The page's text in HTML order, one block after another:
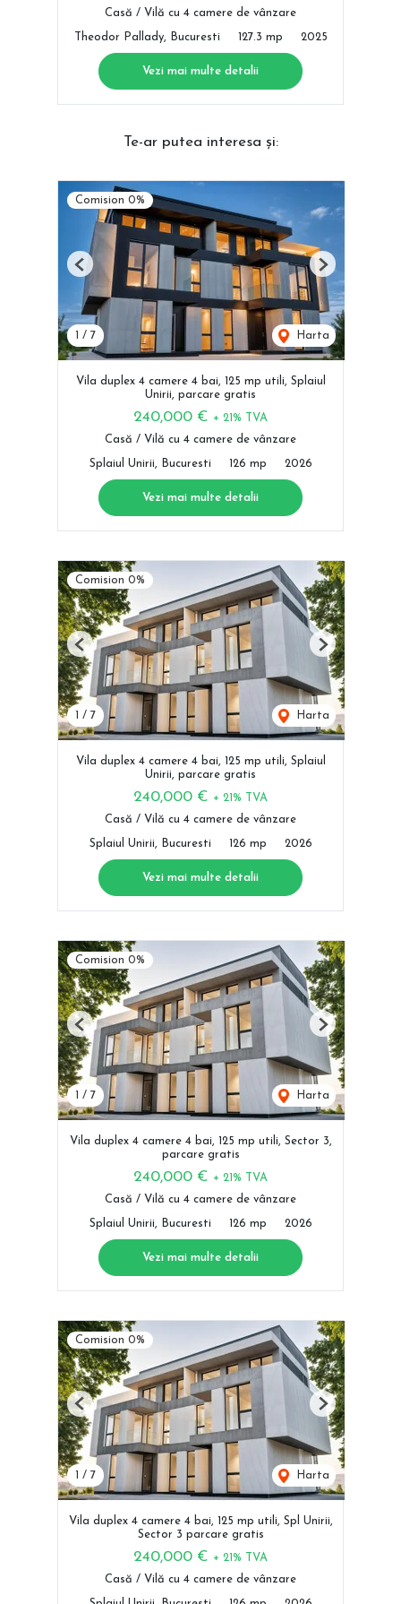
Casă / Vilă cu 4 camere de vânzare
Theodor Pallady, Bucuresti 127.3 mp 2025
Vezi mai multe detalii
Te-ar putea interesa și:
Comision 0%
/ 7 Harta
Previous Next
Vila duplex 4 camere 4 bai, 125 mp utili, Splaiul
Unirii, parcare gratis
240,000 € + 21% TVA
Casă / Vilă cu 4 camere de vânzare
Splaiul Unirii, Bucuresti 126 mp 2026
Vezi mai multe detalii
Comision 0%
/ 7 Harta
Previous Next
Vila duplex 4 camere 4 bai, 125 mp utili, Splaiul
Unirii, parcare gratis
240,000 € + 21% TVA
Casă / Vilă cu 4 camere de vânzare
Splaiul Unirii, Bucuresti 126 mp 2026
Vezi mai multe detalii
Comision 0%
1 / 7 Harta
Previous Next
Vila duplex 4 camere 4 bai, 125 mp utili, Sector 3,
parcare gratis
240,000 € + 21% TVA
Casă / Vilă cu 4 camere de vânzare
Splaiul Unirii, Bucuresti 126 mp 2026
Vezi mai multe detalii
Comision 0%
1 / 7 Harta
Previous Next
Vila duplex 4 camere 4 bai, 125 mp utili, Spl Unirii,
Sector 3 parcare gratis
240,000 € + 21% TVA
Casă / Vilă cu 4 camere de vânzare